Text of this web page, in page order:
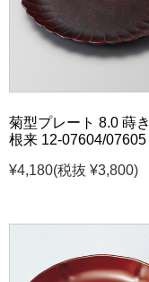
菊型プレート 8.0 蒔
根来 12-07604/07605
¥4,180(税抜 ¥3,800)